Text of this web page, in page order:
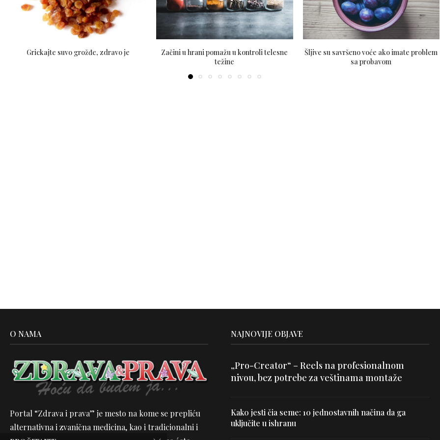
Grickajte suvo grožđe, zdravo je
Začini u hrani pomažu u kontroli telesne
težine
Šljive su savršeno voće ako imate problem
sa probavom
O NAMA
Portal “Zdrava i prava” je mesto na kome se prepliću
alternativna i zvanična medicina, kao i tradicionalni i
NAJNOVIJE OBJAVE
„Pro-Creator“ – Reels na profesionalnom
nivou, bez potrebe za veštinama montaže
Kako jesti čia seme: 10 jednostavnih načina da ga
uključite u ishranu